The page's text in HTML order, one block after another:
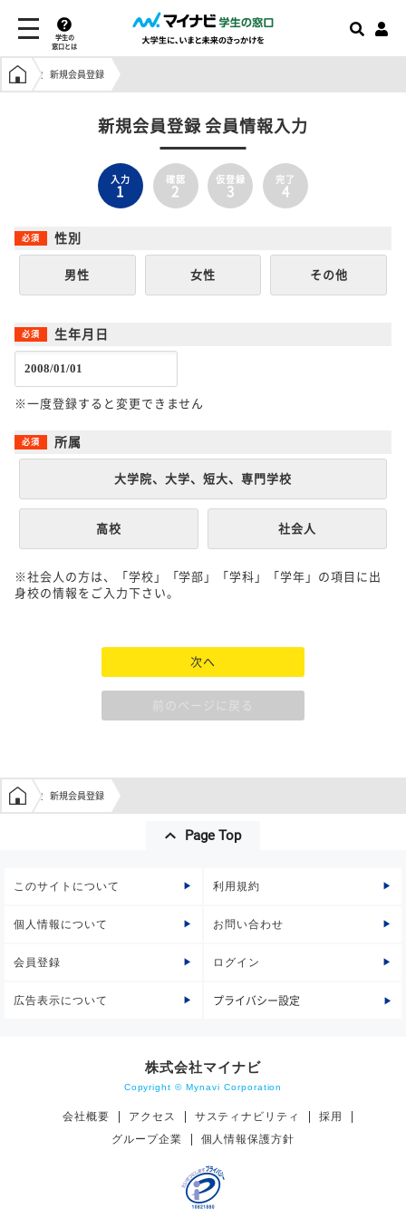
学生の
窓口とは
学生の窓口トップ
新規会員登録
新規会員登録 会員情報入力
入力
1
確認
2
仮登録
3
完了
4
性別
男性 女性 その他
生年月日
※一度登録すると変更できません
所属
大学院、大学、短大、専門学校
高校 社会人
※社会人の方は、「学校」「学部」「学科」「学年」の項目に出
身校の情報をご入力下さい。
次へ
前のページに戻る
学生の窓口トップ
新規会員登録
Page Top
このサイトについて 利用規約
個人情報について お問い合わせ
会員登録 ログイン
広告表示について プライバシー設定
株式会社マイナビ
Copyright © Mynavi Corporation
会社概要 アクセス サスティナビリティ
採用
グループ企業
個人情報保護方針